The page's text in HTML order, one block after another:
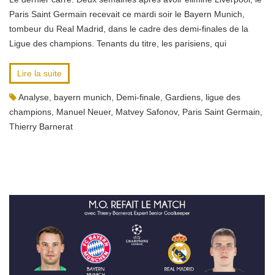
Paris Saint Germain recevait ce mardi soir le Bayern Munich,
tombeur du Real Madrid, dans le cadre des demi-finales de la
Ligue des champions. Tenants du titre, les parisiens, qui
Lire la suite
Analyse bayern munich Demi-finale Gardiens ligue des
champions Manuel Neuer, Matvey Safonov, Paris Saint Germain
Thierry Barnerat